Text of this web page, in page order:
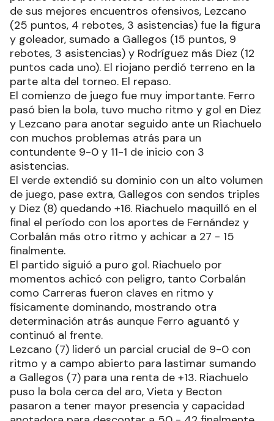
de sus mejores encuentros ofensivos, Lezcano
(25 puntos, 4 rebotes, 3 asistencias) fue la figura
y goleador, sumado a Gallegos (15 puntos, 9
rebotes, 3 asistencias) y Rodríguez más Diez (12
puntos cada uno). El riojano perdió terreno en la
parte alta del torneo. El repaso.
El comienzo de juego fue muy importante. Ferro
pasó bien la bola, tuvo mucho ritmo y gol en Diez
y Lezcano para anotar seguido ante un Riachuelo
con muchos problemas atrás para un
contundente 9-0 y 11-1 de inicio con 3
asistencias.
El verde extendió su dominio con un alto volumen
de juego, pase extra, Gallegos con sendos triples
y Diez (8) quedando +16. Riachuelo maquilló en el
final el período con los aportes de Fernández y
Corbalán más otro ritmo y achicar a 27 - 15
finalmente.
El partido siguió a puro gol. Riachuelo por
momentos achicó con peligro, tanto Corbalán
como Carreras fueron claves en ritmo y
físicamente dominando, mostrando otra
determinación atrás aunque Ferro aguantó y
continuó al frente.
Lezcano (7) lideró un parcial crucial de 9-0 con
ritmo y a campo abierto para lastimar sumando
a Gallegos (7) para una renta de +13. Riachuelo
puso la bola cerca del aro, Vieta y Becton
pasaron a tener mayor presencia y capacidad